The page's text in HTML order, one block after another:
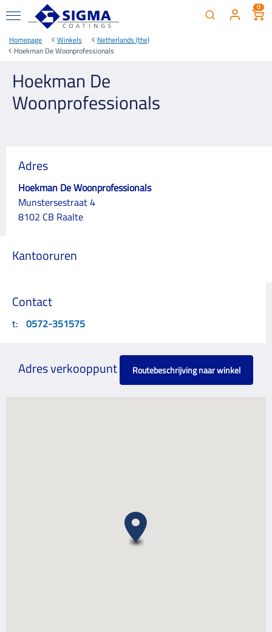
0
Homepage Winkels
Netherlands (the)
Hoekman De Woonprofessionals
Hoekman De
Woonprofessionals
Adres
Hoekman De Woonprofessionals
Munstersestraat 4
8102 CB Raalte
Kantooruren
Contact
t: 0572-351575
Adres verkooppunt Routebeschrijving naar winkel